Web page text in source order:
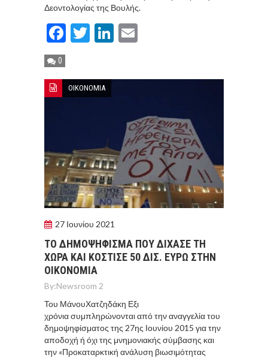
Δεοντολογίας της Βουλής.
Facebook
TwitterLinkedIn
0
ΟΙΚΟΝΟΜΙΑ
27 Ιουνίου 2021
ΤΟ ΔΗΜΟΨΗΦΙΣΜΑ ΠΟΥ ΔΙΧΑΣΕ ΤΗ
ΧΩΡΑ ΚΑΙ ΚΟΣΤΙΣΕ 50 ΔΙΣ. ΕΥΡΩ ΣΤΗΝ
ΟΙΚΟΝΟΜΙΑ
By:Newsroom 2
Του ΜάνουΧατζηδάκη Εξι
χρόνια συμπληρώνονται από την αναγγελία του
δημοψηφίσματος της 27ης Ιουνίου 2015 για την
αποδοχή ή όχι της μνημονιακής σύμβασης και
την «Προκαταρκτική ανάλυση βιωσιμότητας